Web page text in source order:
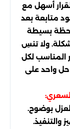
أسهل مع
متابعة بعد
بسيطة
ولا تنسِ
المناسب لكل
حل واحد على
بوضوح.
والتنفيذ.